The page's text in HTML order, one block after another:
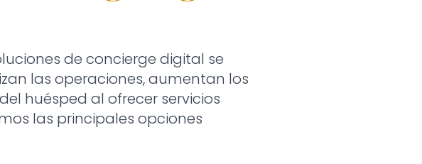
de concierge digital se
las operaciones, aumentan los
huésped al ofrecer servicios
las principales opciones